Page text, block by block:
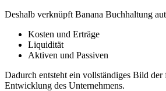
Deshalb verknüpft Banana Buchhaltung
Kosten und Erträge
Liquidität
Aktiven und Passiven
Dadurch entsteht ein vollständiges Bild der
Entwicklung des Unternehmens.